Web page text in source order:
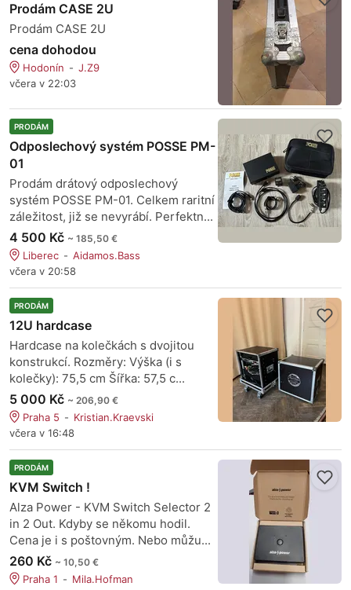
Prodám CASE 2U
Prodám CASE 2U
cena dohodou
Hodonín
J.Z9
včera v 22:03
PRODÁM
Odposlechový systém POSSE PM-
01
Prodám drátový odposlechový
systém POSSE PM-01. Celkem raritní
záležitost, již se nevyrábí. Perfektn...
4 500 Kč ~ 185,50 €
Liberec
Aidamos.Bass
včera v 20:58
PRODÁM
12U hardcase
Hardcase na kolečkách s dvojitou
konstrukcí. Rozměry: Výška (i s
kolečky): 75,5 cm Šířka: 57,5 c...
5 000 Kč ~ 206,90 €
Praha 5
Kristian.Kraevski
včera v 16:48
PRODÁM
KVM Switch !
Alza Power - KVM Switch Selector 2
in 2 Out. Kdyby se někomu hodil.
Cena je i s poštovným. Nebo můžu...
260 Kč ~ 10,50 €
Praha 1
Mila.Hofman